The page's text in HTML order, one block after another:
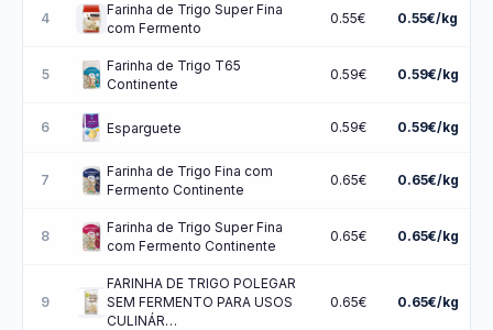
4
Farinha de Trigo Super Fina
com Fermento
0.55€ 0.55€/kg
5
Farinha de Trigo T65
Continente
0.59€ 0.59€/kg
6 Esparguete 0.59€ 0.59€/kg
7
Farinha de Trigo Fina com
Fermento Continente
0.65€ 0.65€/kg
8
Farinha de Trigo Super Fina
com Fermento Continente
0.65€ 0.65€/kg
9
FARINHA DE TRIGO POLEGAR
SEM FERMENTO PARA USOS
CULINÁR…
0.65€ 0.65€/kg